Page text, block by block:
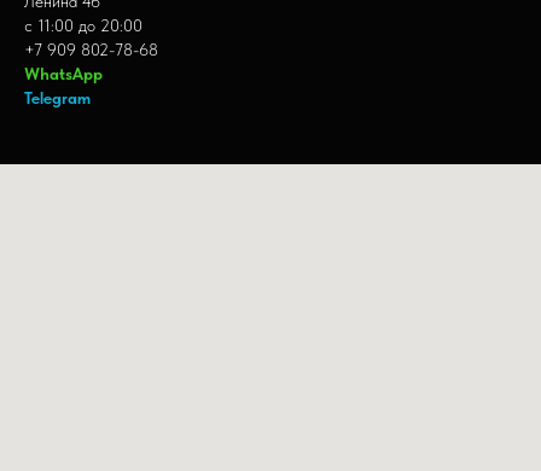
с 11:00 до 20:00
+7 909 802-78-68
WhatsApp
Telegram